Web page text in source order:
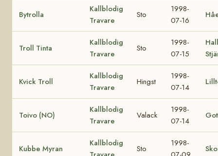
Bytrolla
Kallblodig
Travare
Sto
1998-
07-16
Troll Tinta
Kallblodig
Travare
Sto
1998-
07-15
Kvick Troll
Kallblodig
Travare
Hingst
1998-
07-14
Toivo (NO)
Kallblodig
Travare
Valack
1998-
07-14
Kubbe Myran
Kallblodig
Sto
1998-